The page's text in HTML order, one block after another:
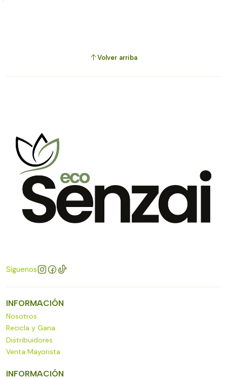
Volver arriba
Síguenos
INFORMACIÓN
Nosotros
Recicla y Gana
Distribuidores
Venta Mayorista
INFORMACIÓN